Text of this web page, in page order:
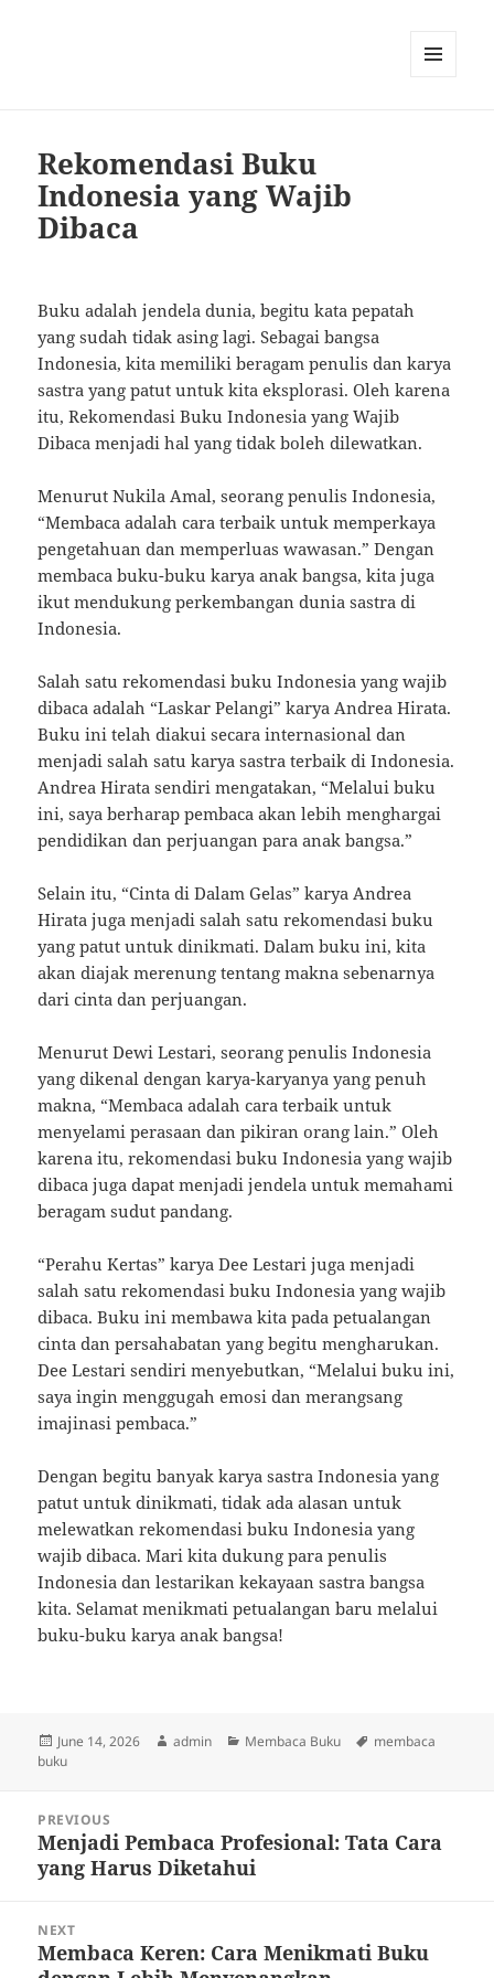
Rekomendasi Buku
Indonesia yang Wajib
Dibaca
Buku adalah jendela dunia, begitu kata pepatah
yang sudah tidak asing lagi. Sebagai bangsa
Indonesia, kita memiliki beragam penulis dan karya
sastra yang patut untuk kita eksplorasi. Oleh karena
itu, Rekomendasi Buku Indonesia yang Wajib
Dibaca menjadi hal yang tidak boleh dilewatkan.
Menurut Nukila Amal, seorang penulis Indonesia,
“Membaca adalah cara terbaik untuk memperkaya
pengetahuan dan memperluas wawasan.” Dengan
membaca buku-buku karya anak bangsa, kita juga
ikut mendukung perkembangan dunia sastra di
Indonesia.
Salah satu rekomendasi buku Indonesia yang wajib
dibaca adalah “Laskar Pelangi” karya Andrea Hirata.
Buku ini telah diakui secara internasional dan
menjadi salah satu karya sastra terbaik di Indonesia.
Andrea Hirata sendiri mengatakan, “Melalui buku
ini, saya berharap pembaca akan lebih menghargai
pendidikan dan perjuangan para anak bangsa.”
Selain itu, “Cinta di Dalam Gelas” karya Andrea
Hirata juga menjadi salah satu rekomendasi buku
yang patut untuk dinikmati. Dalam buku ini, kita
akan diajak merenung tentang makna sebenarnya
dari cinta dan perjuangan.
Menurut Dewi Lestari, seorang penulis Indonesia
yang dikenal dengan karya-karyanya yang penuh
makna, “Membaca adalah cara terbaik untuk
menyelami perasaan dan pikiran orang lain.” Oleh
karena itu, rekomendasi buku Indonesia yang wajib
dibaca juga dapat menjadi jendela untuk memahami
beragam sudut pandang.
“Perahu Kertas” karya Dee Lestari juga menjadi
salah satu rekomendasi buku Indonesia yang wajib
dibaca. Buku ini membawa kita pada petualangan
cinta dan persahabatan yang begitu mengharukan.
Dee Lestari sendiri menyebutkan, “Melalui buku ini,
saya ingin menggugah emosi dan merangsang
imajinasi pembaca.”
Dengan begitu banyak karya sastra Indonesia yang
patut untuk dinikmati, tidak ada alasan untuk
melewatkan rekomendasi buku Indonesia yang
wajib dibaca. Mari kita dukung para penulis
Indonesia dan lestarikan kekayaan sastra bangsa
kita. Selamat menikmati petualangan baru melalui
buku-buku karya anak bangsa!
Posted
on
June 14, 2026 Author
admin Categories
Membaca Buku Tags
membaca
buku
navigation
PREVIOUS
Previous
post:
Menjadi Pembaca Profesional: Tata Cara
yang Harus Diketahui
NEXT
Next
Membaca Keren: Cara Menikmati Buku